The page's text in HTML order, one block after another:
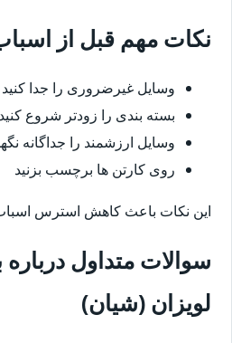
نکات مهم قبل از
وسایل غیرضروری را جدا کنید
بسته بندی را زودتر شروع کنید
وسایل ارزشمند را جداگانه
روی کارتن ها برچسب بزنید
این نکات باعث کاهش استرس
سوالات متداول درباره
لویزان (شیان)